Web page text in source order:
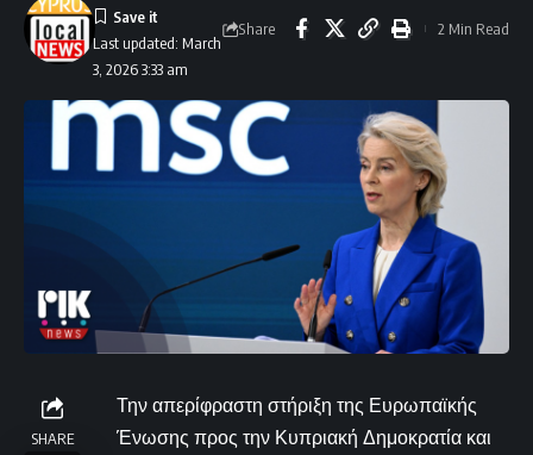
Last updated: March
3, 2026 3:33 am
Share 2 Min Read
SHARE
Την απερίφραστη στήριξη της Ευρωπαϊκής
Ένωσης προς την Κυπριακή Δημοκρατία και